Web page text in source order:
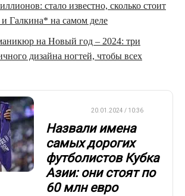
стало известно, сколько стоит
Галкина* на самом деле
на Новый год – 2024: три
дизайна ногтей, чтобы всех
20.01.2024 / 10:36
Назвали имена
самых дорогих
футболистов Кубка
Азии: они стоят по
60 млн евро